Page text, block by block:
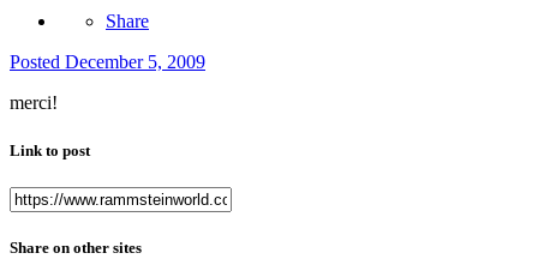
Share
Posted December 5, 2009
merci!
Link to post
Share on other sites